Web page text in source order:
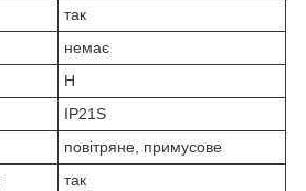
так
немає
H
IP21S
повітряне, примусове
так